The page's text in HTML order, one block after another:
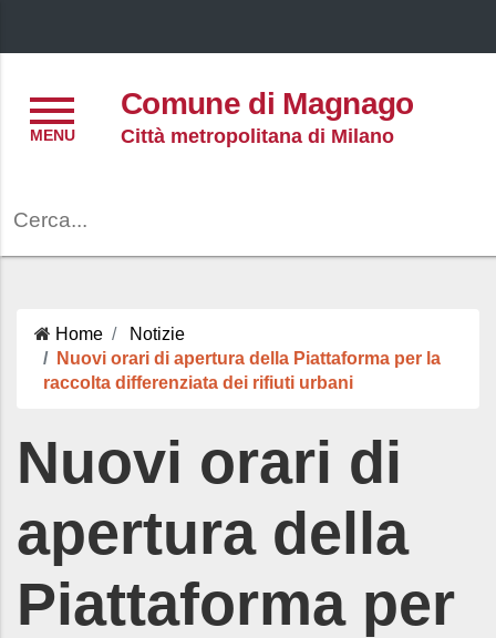
Comune di Magnago
Città metropolitana di Milano
Home
Notizie
Nuovi orari di apertura della Piattaforma per la
raccolta differenziata dei rifiuti urbani
Nuovi orari di
apertura della
Piattaforma per